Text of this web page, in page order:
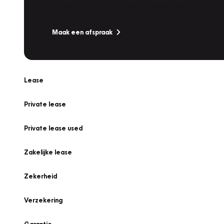
Maak een afspraak
Lease
Private lease
Private lease used
Zakelijke lease
Zekerheid
Verzekering